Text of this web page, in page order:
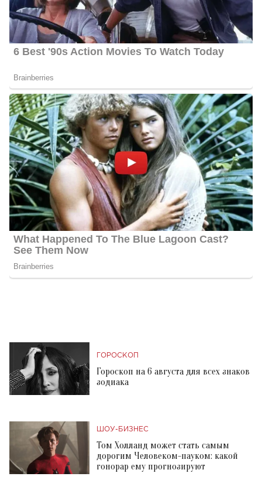
ГОРОСКОП
Гороскоп на 6 августа для всех знаков
зодиака
ШОУ-БИЗНЕС
Том Холланд может стать самым
дорогим Человеком-пауком: какой
гонорар ему прогнозируют